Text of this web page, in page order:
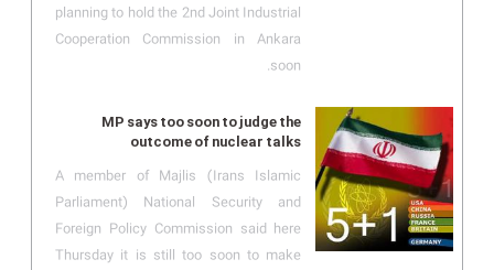
planning to hold the 2nd Joint Industrial
Cooperation Commission in Ankara
soon.
MP says too soon to judge the
outcome of nuclear talks
A member of Majlis (Irans Islamic
Parliament) National Security and
Foreign Policy Commission said here
Thursday it is still too soon to make